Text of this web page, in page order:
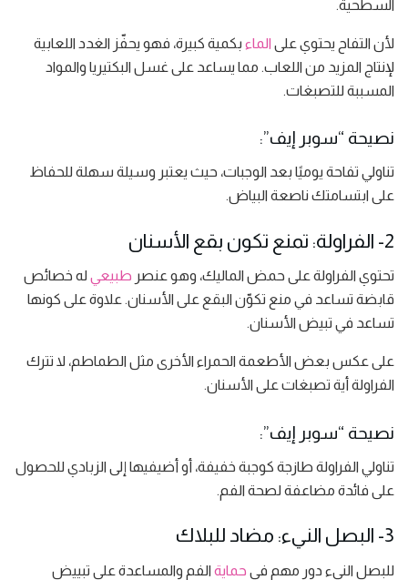
السطحية.
لأن التفاح يحتوي على الماء بكمية كبيرة، فهو يحفّز الغدد اللعابية
لإنتاج المزيد من اللعاب. مما يساعد على غسل البكتيريا والمواد
المسببة للتصبغات.
نصيحة “سوبر إيف”:
تناولي تفاحة يوميًا بعد الوجبات، حيث يعتبر وسيلة سهلة للحفاظ
على ابتسامتك ناصعة البياض.
2- الفراولة: تمنع تكون بقع الأسنان
تحتوي الفراولة على حمض الماليك، وهو عنصر طبيعي له خصائص
قابضة تساعد في منع تكوّن البقع على الأسنان. علاوة على كونها
تساعد في تبيض الأسنان.
على عكس بعض الأطعمة الحمراء الأخرى مثل الطماطم، لا تترك
الفراولة أية تصبغات على الأسنان.
نصيحة “سوبر إيف”:
تناولي الفراولة طازجة كوجبة خفيفة، أو أضيفيها إلى الزبادي للحصول
على فائدة مضاعفة لصحة الفم.
3- البصل النيء: مضاد للبلاك
للبصل النيء دور مهم في حماية الفم والمساعدة على تبييض